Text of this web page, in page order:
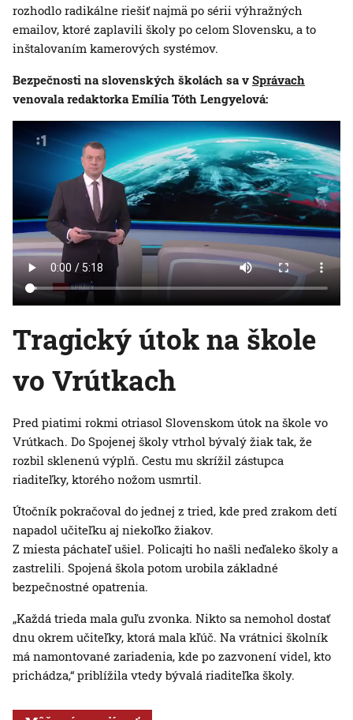
rozhodlo radikálne riešiť najmä po sérii výhražných
emailov, ktoré zaplavili školy po celom Slovensku, a to
inštalovaním kamerových systémov.
Bezpečnosti na slovenských školách sa v Správach
venovala redaktorka Emília Tóth Lengyelová:
Tragický útok na škole
vo Vrútkach
Pred piatimi rokmi otriasol Slovenskom útok na škole vo
Vrútkach. Do Spojenej školy vtrhol bývalý žiak tak, že
rozbil sklenenú výplň. Cestu mu skrížil zástupca
riaditeľky, ktorého nožom usmrtil.
Útočník pokračoval do jednej z tried, kde pred zrakom detí
napadol učiteľku aj niekoľko žiakov.
Z miesta páchateľ ušiel. Policajti ho našli neďaleko školy a
zastrelili. Spojená škola potom urobila základné
bezpečnostné opatrenia.
„Každá trieda mala guľu zvonka. Nikto sa nemohol dostať
dnu okrem učiteľky, ktorá mala kľúč. Na vrátnici školník
má namontované zariadenia, kde po zazvonení videl, kto
prichádza,“ priblížila vtedy bývalá riaditeľka školy.